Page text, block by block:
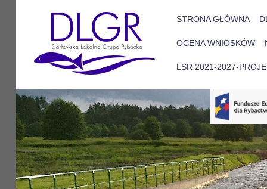
STRONA GŁÓWNA
OCENA WNIOSKÓW
LSR 2021-2027-